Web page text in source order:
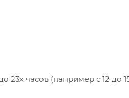
часов (например с 12 до